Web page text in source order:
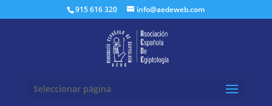
915 616 320 info@aedeweb.com
Seleccionar página